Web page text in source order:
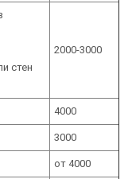
стен
2000-3000
4000
3000
от 4000